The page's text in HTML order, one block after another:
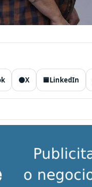
⚫X 🟦LinkedIn